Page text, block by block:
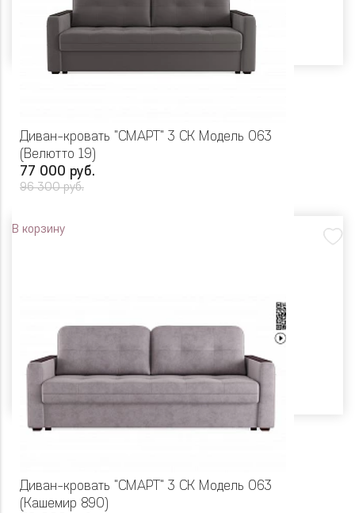
Диван-кровать "СМАРТ" 3 СК Модель 063
(Велютто 19)
77 000 руб.
96 300 руб.
В корзину
Диван-кровать "СМАРТ" 3 СК Модель 063
(Кашемир 890)